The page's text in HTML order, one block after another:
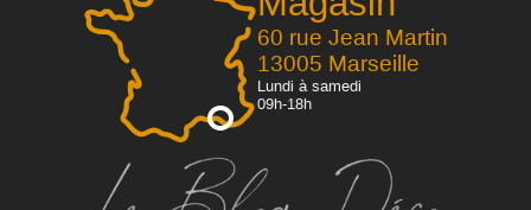
60 rue Jean Martin
13005 Marseille
Lundi à samedi
09h-18h